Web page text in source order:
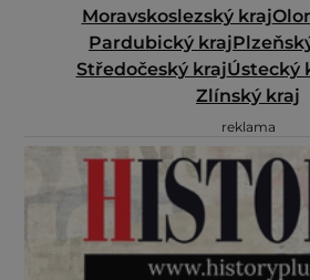
Moravskoslezský kraj
Pardubický kraj
Středočeský krajÚstecký
Zlínský kraj
reklama